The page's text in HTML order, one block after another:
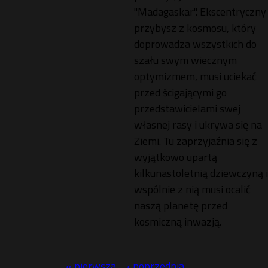
"Madagaskar". Ekscentryczny
przybysz z kosmosu, który
doprowadza wszystkich do
szału swym wiecznym
optymizmem, musi uciekać
przed ścigającymi go
przedstawicielami swej
własnej rasy i ukrywa się na
Ziemi. Tu zaprzyjaźnia się z
wyjątkowo upartą
kilkunastoletnią dziewczyną i
wspólnie z nią musi ocalić
naszą planetę przed
kosmiczną inwazją.